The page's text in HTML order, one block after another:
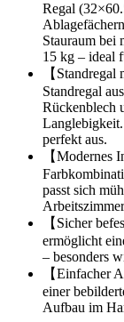
Regal
Stauraum bei
15 kg – ideal
【
Standregal
Rückenblech
Langlebigkeit.
perfekt aus.
【Modernes
passt sich
【Sicher
ermöglicht
– besonders
【Einfacher
einer
Aufbau im